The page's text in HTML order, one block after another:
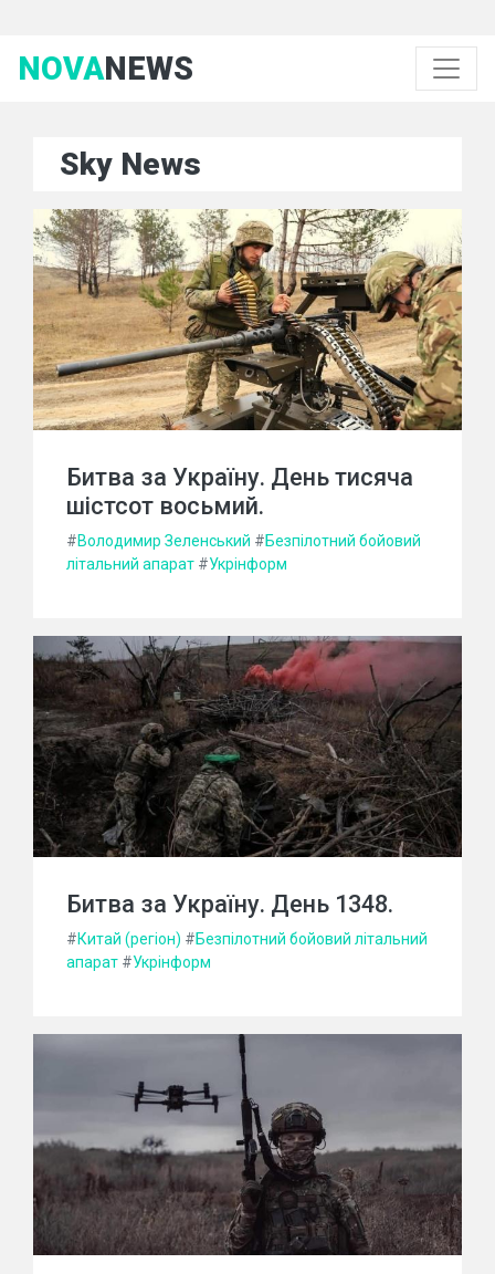
NOVANEWS
Sky News
Битва за Україну. День тисяча
шістсот восьмий.
#Володимир Зеленський #Безпілотний бойовий
літальний апарат #Укрінформ
Битва за Україну. День 1348.
#Китай (регіон) #Безпілотний бойовий літальний
апарат #Укрінформ